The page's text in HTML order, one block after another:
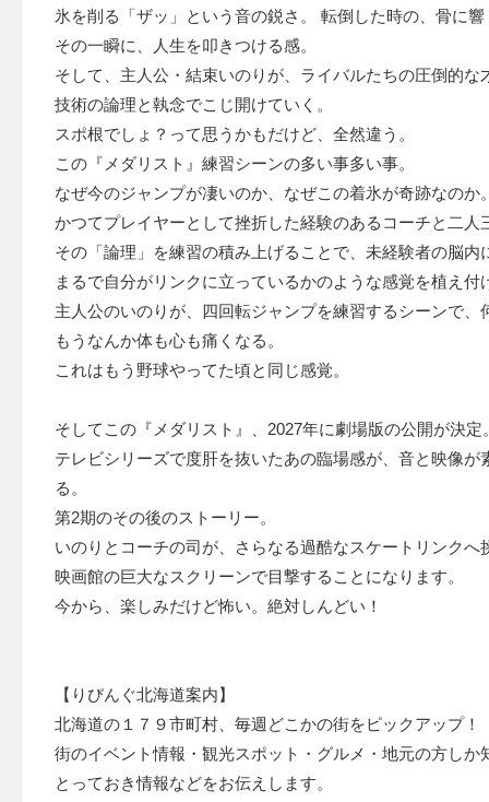
氷を削る「ザッ」という音の鋭さ。 転倒した時の、骨に
その一瞬に、人生を叩きつける感。
そして、主人公・結束いのりが、ライバルたちの圧倒的な
技術の論理と執念でこじ開けていく。
スポ根でしょ？って思うかもだけど、全然違う。
この『メダリスト』練習シーンの多い事多い事。
なぜ今のジャンプが凄いのか、なぜこの着氷が奇跡なのか
かつてプレイヤーとして挫折した経験のあるコーチと二人
その「論理」を練習の積み上げることで、未経験者の脳内
まるで自分がリンクに立っているかのような感覚を植え付
主人公のいのりが、四回転ジャンプを練習するシーンで、
もうなんか体も心も痛くなる。
これはもう野球やってた頃と同じ感覚。
そしてこの『メダリスト』、2027年に劇場版の公開が決定
テレビシリーズで度肝を抜いたあの臨場感が、音と映像
る。
第2期のその後のストーリー。
いのりとコーチの司が、さらなる過酷なスケートリンクへ
映画館の巨大なスクリーンで目撃することになります。
今から、楽しみだけど怖い。絶対しんどい！
【りびんぐ北海道案内】
北海道の１７９市町村、毎週どこかの街をピックアップ！
街のイベント情報・観光スポット・グルメ・地元の方しか
とっておき情報などをお伝えします。